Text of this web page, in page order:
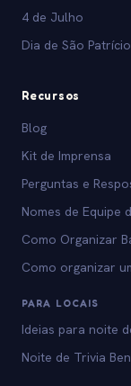
4 de Julho
Dia de São Patrício
Recursos
Blog
Kit de Imprensa
Perguntas e
Nomes de Equipe
Como Organizar
Como organizar
PARA LOCAIS
Ideias para noite
Noite de Trivia